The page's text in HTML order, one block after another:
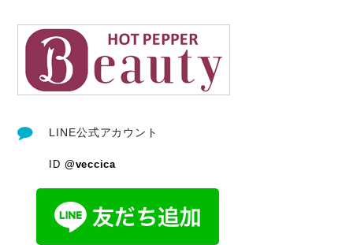
LINE公式アカウント
ID @veccica